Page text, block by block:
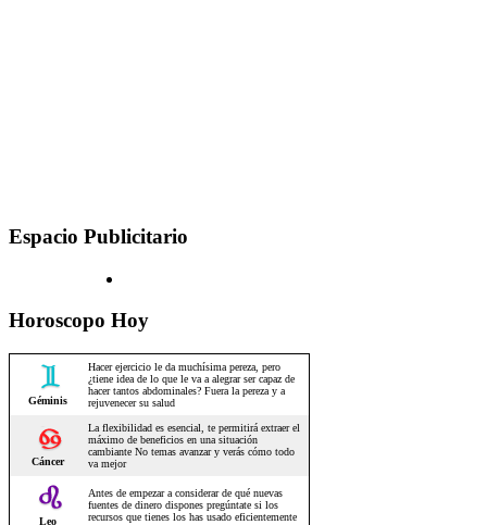
Espacio Publicitario
Horoscopo Hoy